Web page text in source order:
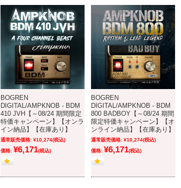
BOGREN
DIGITAL/AMPKNOB - BDM
410 JVH【～08/24 期間限定
特価キャンペーン】【オンラ
イン納品】【在庫あり】
通常販売価格: ¥10,274(税込)
価格: ¥6,171(税込)
BOGREN
DIGITAL/AMPKNOB - BDM
800 BADBOY【～08/24 期間
限定特価キャンペーン】【オ
ンライン納品】【在庫あり】
通常販売価格: ¥10,274(税込)
価格: ¥6,171(税込)